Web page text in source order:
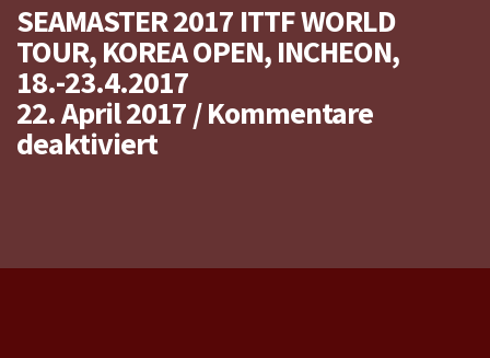
SEAMASTER 2017 ITTF WORLD
TOUR, KOREA OPEN, INCHEON,
18.-23.4.2017
22. April 2017/Kommentare
deaktiviertfür
World